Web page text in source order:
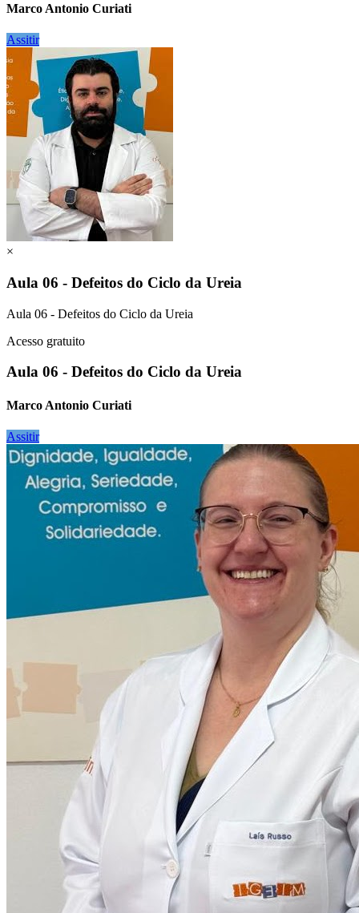
Marco Antonio Curiati
Assitir
×
Aula 06 - Defeitos do Ciclo da Ureia
Aula 06 - Defeitos do Ciclo da Ureia
Acesso gratuito
Aula 06 - Defeitos do Ciclo da Ureia
Marco Antonio Curiati
Assitir